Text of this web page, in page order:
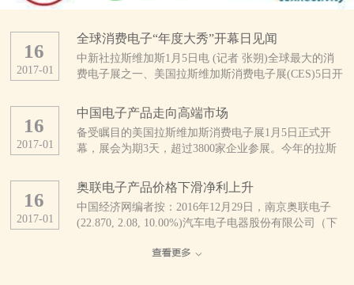
全球消费电子“年度大秀”开幕日见闻
中新社拉斯维加斯1月5日电 (记者 张朔)全球最大的消
费电子展之一、美国拉斯维加斯消费电子展(CES)5日开
呈。 当天上午，拉斯维加斯会展中心外，领取证件
的人与找停车位的车都排起了长龙。会展中心内，也是
人头攒动、摩肩接踵。 据CES主办方、美国消费技
术协会统计，今年有3800多家公司及16.5万多人参展，
备、智能终端、健康医疗、无线互联、智能家庭、物联
网等几乎整个消费技术生态系统。 此刻的拉斯维加
斯会展中心，仿佛是电子产品的海洋。为了在这片海洋
中激起更引人注目的浪花，参展者们可谓八仙过海、各
显神通。 来自中国的综合通信解决方案提供商中兴
2017-01
16
中国电子产品走向高端市场
备受瞩目的美国拉斯维加斯消费电子展1月5日正式开
幕，展会为期3天，超过3800家企业参展。今年的拉斯
超过1/3来自中国。 中国厂商推出大量新产品
美国消费技术协会近日发布的报告预计，受美元升值及
全球贸易不确定性增加的影响，2017年全球消费电子产
品支出将继续下降。但分地区看，中国、印度等亚洲新
去几年来，中国已经发展为非常成熟的消费电子市场，
2017-01
16
奥联电子产品价格下滑净利上升
中国经济网编者按：2016年12月29日，南京奥联电子
(22.870, 2.08, 10.00%)汽车电子电器股份有限公司（下
市，股票代码：300585。公司是一家专业研发、生产、
2017-01
16